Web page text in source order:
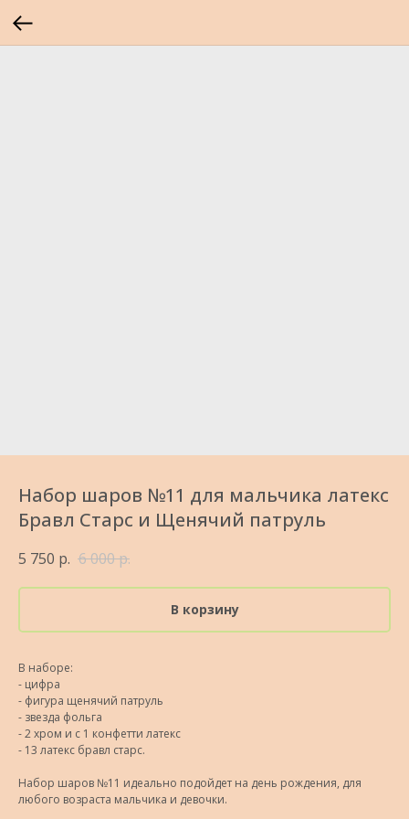
Набор шаров №11 для мальчика латекс
Бравл Старс и Щенячий патруль
5 750 р. 6 000р.
В корзину
В наборе:
- цифра
- фигура щенячий патруль
- звезда фольга
- 2 хром и с 1 конфетти латекс
- 13 латекс бравл старс.
Набор шаров №11 идеально подойдет на день рождения, для
любого возраста мальчика и девочки.